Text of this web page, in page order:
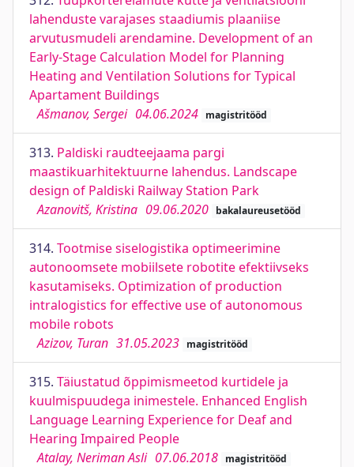
lahenduste varajases staadiumis plaaniise
arvutusmudeli arendamine. Development of an
Early-Stage Calculation Model for Planning
Heating and Ventilation Solutions for Typical
Apartament Buildings
Ašmanov, Sergei 04.06.2024 magistritööd
313. Paldiski raudteejaama pargi
maastikuarhitektuurne lahendus. Landscape
design of Paldiski Railway Station Park
Azanovitš, Kristina 09.06.2020 bakalaureusetööd
314. Tootmise siselogistika optimeerimine
autonoomsete mobiilsete robotite efektiivseks
kasutamiseks. Optimization of production
intralogistics for effective use of autonomous
mobile robots
Azizov, Turan 31.05.2023 magistritööd
315. Täiustatud õppimismeetod kurtidele ja
kuulmispuudega inimestele. Enhanced English
Language Learning Experience for Deaf and
Hearing Impaired People
Atalay, Neriman Asli 07.06.2018 magistritööd